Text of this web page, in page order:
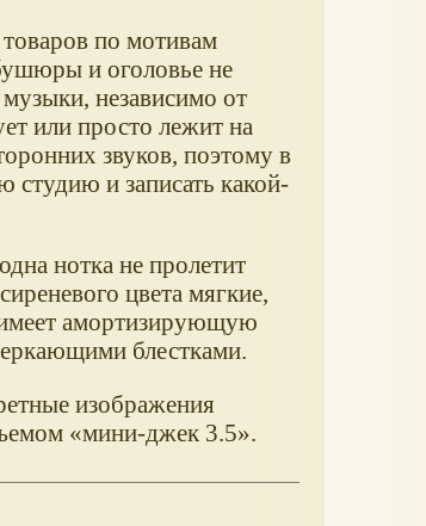
по мотивам
и оголовье не
независимо от
или просто лежит на
звуков, поэтому в
студию и записать какой-
нотка не пролетит
цвета мягкие,
амортизирующую
блестками.
изображения
«мини-джек 3.5».